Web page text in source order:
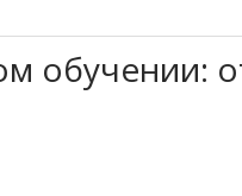
обучении: